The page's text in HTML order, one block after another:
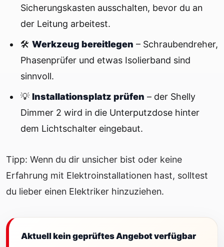
Sicherungskasten ausschalten, bevor du an
der Leitung arbeitest.
🛠️ Werkzeug bereitlegen – Schraubendreher,
Phasenprüfer und etwas Isolierband sind
sinnvoll.
💡 Installationsplatz prüfen – der Shelly
Dimmer 2 wird in die Unterputzdose hinter
dem Lichtschalter eingebaut.
Tipp: Wenn du dir unsicher bist oder keine
Erfahrung mit Elektroinstallationen hast, solltest
du lieber einen Elektriker hinzuziehen.
Aktuell kein geprüftes Angebot verfügbar